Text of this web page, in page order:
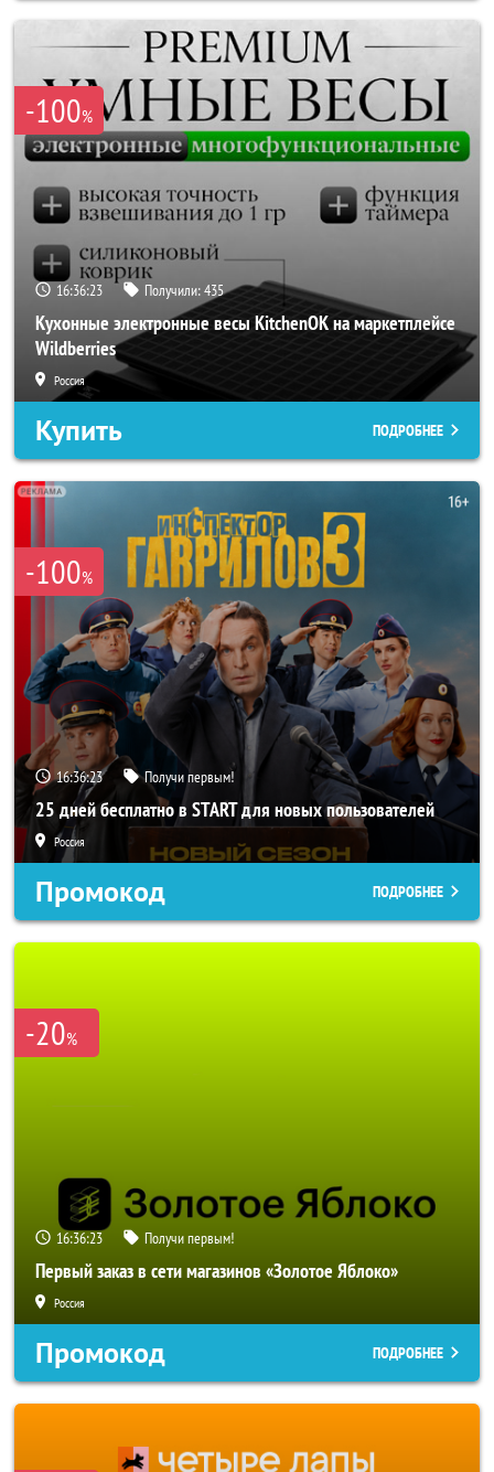
-100%
16:36:20 Получили:435
Кухонные электронные весы KitchenOK на маркетплейсе
Wildberries
Россия
Купить ПОДРОБНЕЕ
-100%
16:36:20 Получи первым!
25 дней бесплатно в START для новых пользователей
Россия
Промокод ПОДРОБНЕЕ
-20%
16:36:20 Получи первым!
Первый заказ в сети магазинов «Золотое Яблоко»
Россия
Промокод ПОДРОБНЕЕ